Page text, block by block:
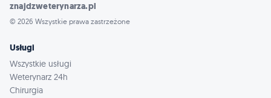
znajdzweterynarza.pl
© 2026 Wszystkie prawa zastrzeżone
Usługi
Wszystkie usługi
Weterynarz 24h
Chirurgia